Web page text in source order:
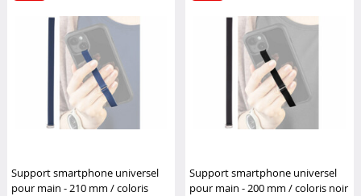
Support smartphone universel
pour main - 210 mm / coloris
Support smartphone universel
pour main - 200 mm / coloris noir